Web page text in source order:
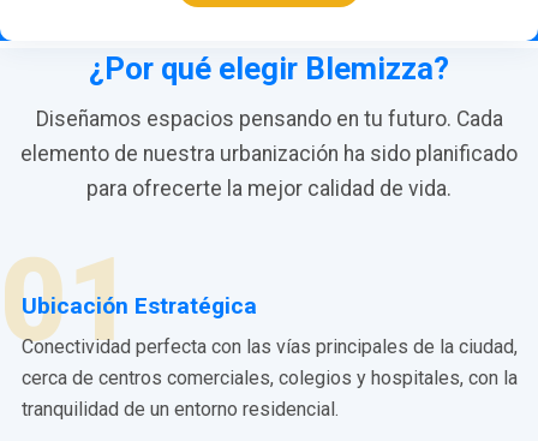
¿Por qué elegir Blemizza?
Diseñamos espacios pensando en tu futuro. Cada
elemento de nuestra urbanización ha sido planificado
para ofrecerte la mejor calidad de vida.
01
Ubicación Estratégica
Conectividad perfecta con las vías principales de la ciudad,
cerca de centros comerciales, colegios y hospitales, con la
tranquilidad de un entorno residencial.